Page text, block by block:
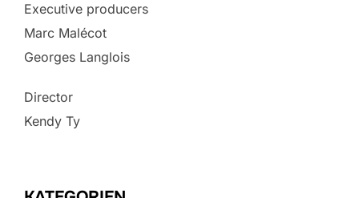
Executive producers
Marc Malécot
Georges Langlois
Director
Kendy Ty